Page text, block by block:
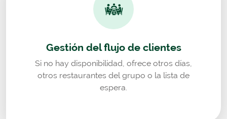
Gestión del flujo de clientes
Si no hay disponibilidad, ofrece otros días,
otros restaurantes del grupo o la lista de
espera.